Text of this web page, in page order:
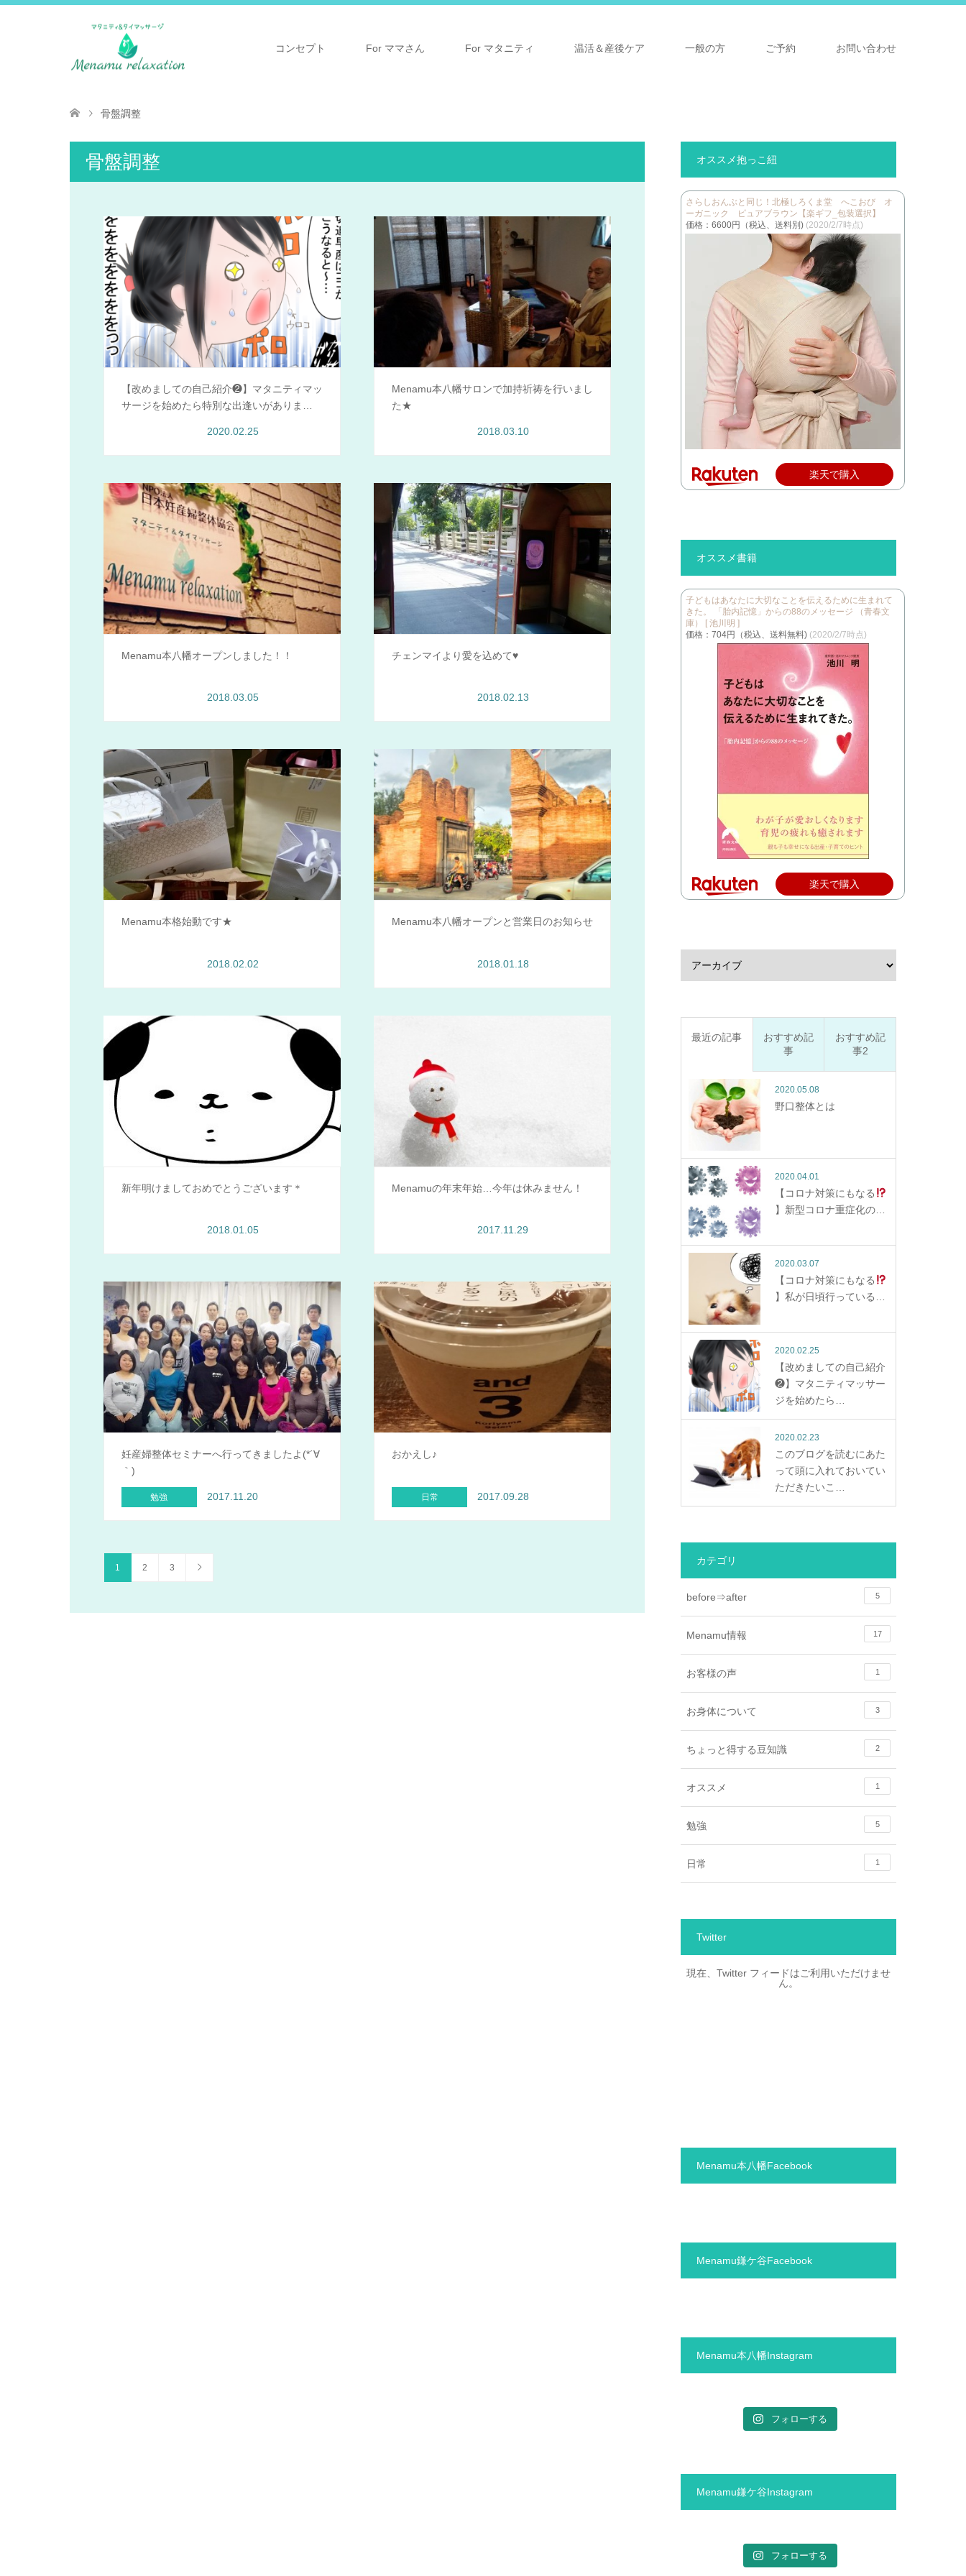
コンセプト For ママさん For マタニティ 温活＆産後ケア 一般の方 ご予約 お問い合わせ
骨盤調整
骨盤調整
【改めましての自己紹介❷】マタニティマッ
サージを始めたら特別な出逢いがありま…
2020.02.25
Menamu本八幡サロンで加持祈祷を行いまし
た★
2018.03.10
Menamu本八幡オープンしました！！
2018.03.05
チェンマイより愛を込めて♥
2018.02.13
Menamu本格始動です★
2018.02.02
Menamu本八幡オープンと営業日のお知らせ
2018.01.18
新年明けましておめでとうございます＊
2018.01.05
Menamuの年末年始…今年は休みません！
2017.11.29
妊産婦整体セミナーへ行ってきましたよ(*´∀
｀)
勉強 2017.11.20
おかえし♪
日常 2017.09.28
1 2 3
オススメ抱っこ紐
さらしおんぶと同じ！北極しろくま堂 へこおび オ
ーガニック ピュアブラウン【楽ギフ_包装選択】
価格：6600円（税込、送料別) (2020/2/7時点)
楽天で購入
オススメ書籍
子どもはあなたに大切なことを伝えるために生まれて
きた。 「胎内記憶」からの88のメッセージ （青春文
庫） [ 池川明 ]
価格：704円（税込、送料無料) (2020/2/7時点)
楽天で購入
最近の記事
おすすめ記
事
おすすめ記
事2
2020.05.08
野口整体とは
2020.04.01
【コロナ対策にもなる
】新型コロナ重症化の…
2020.03.07
【コロナ対策にもなる
】私が日頃行っている…
2020.02.25
【改めましての自己紹介
❷】マタニティマッサー
ジを始めたら…
2020.02.23
このブログを読むにあた
って頭に入れておいてい
ただきたいこ…
カテゴリ
before⇒after 5
Menamu情報 17
お客様の声 1
お身体について 3
ちょっと得する豆知識 2
オススメ 1
勉強 5
日常 1
Twitter
現在、Twitter フィードはご利用いただけませ
ん。
Menamu本八幡Facebook
Menamu鎌ケ谷Facebook
Menamu本八幡Instagram
フォローする
Menamu鎌ケ谷Instagram
フォローする